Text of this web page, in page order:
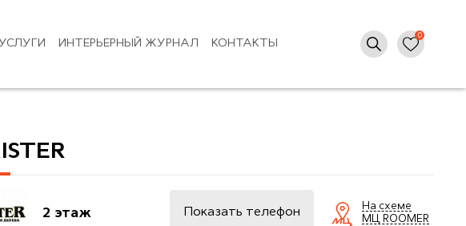
ИНТЕРЬЕРНЫЙ ЖУРНАЛ КОНТАКТЫ
2 этаж Показать телефон
На схеме
МЦ ROOMER